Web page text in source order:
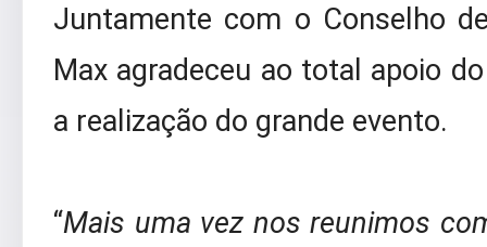
Juntamente com o Conselho
Max agradeceu ao total apoio
a realização do grande evento.
“Mais uma vez nos reunimos